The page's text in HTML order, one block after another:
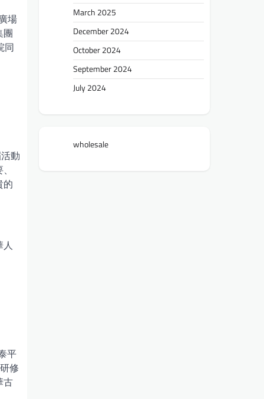
場
團
同
動
的
人
平
修
古
March 2025
December 2024
October 2024
September 2024
July 2024
wholesale